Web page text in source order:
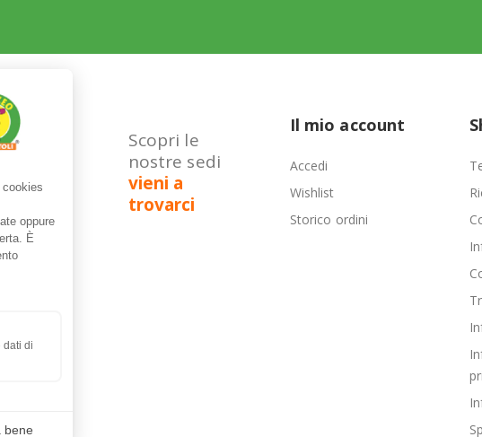
Scopri le
nostre sedi
vieni a
trovarci
Il mio account
Accedi
Wishlist
Storico ordini